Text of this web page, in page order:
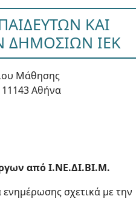
ΚΑΙ
ΙΕΚ
Μάθησης
Αθήνα
από Ι.ΝΕ.ΔΙ.ΒΙ.Μ.
ενημέρωσης σχετικά με την